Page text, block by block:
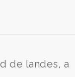
de landes, a